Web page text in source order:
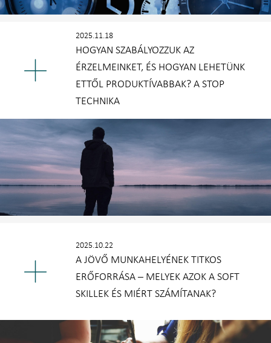
2025.11.18
HOGYAN SZABÁLYOZZUK AZ
ÉRZELMEINKET, ÉS HOGYAN LEHETÜNK
ETTŐL PRODUKTÍVABBAK? A STOP
TECHNIKA
2025.10.22
A JÖVŐ MUNKAHELYÉNEK TITKOS
ERŐFORRÁSA – MELYEK AZOK A SOFT
SKILLEK ÉS MIÉRT SZÁMÍTANAK?